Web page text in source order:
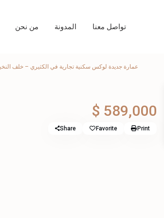
من نحن المدونة تواصل معنا
عمارة جديدة لوكس سكنية تجارية في الكثيري – خلف
$ 589,000
Share Favorite Print